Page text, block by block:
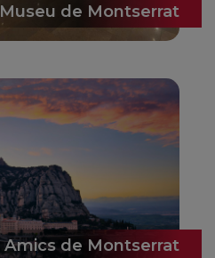
Museu de Montserrat
Amics de Montserrat